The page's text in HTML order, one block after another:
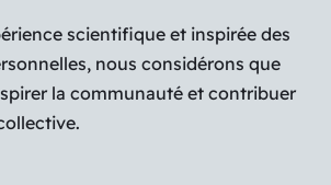
scientifique et inspirée des
nous considérons que
la communauté et contribuer